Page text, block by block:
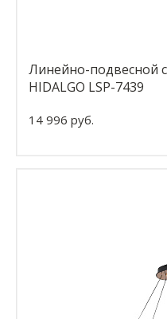
Линейно-подвесной
HIDALGO LSP-7439
14 996 руб.